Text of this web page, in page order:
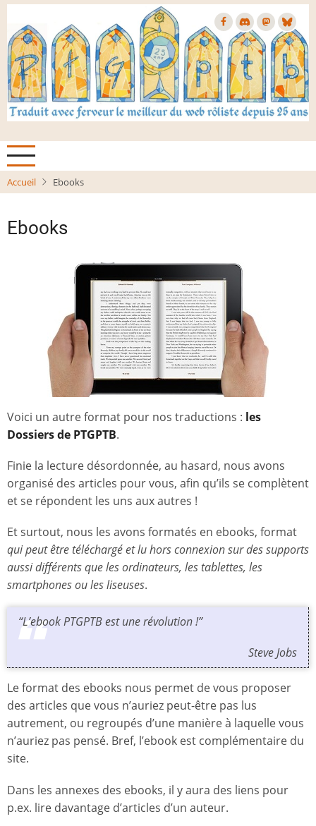
Aller
contenu
principal
Accueil Ebooks
Ebooks
Voici un autre format pour nos traductions : les
Dossiers de PTGPTB.
Finie la lecture désordonnée, au hasard, nous avons
organisé des articles pour vous, afin qu’ils se complètent
et se répondent les uns aux autres !
Et surtout, nous les avons formatés en ebooks, format
qui peut être téléchargé et lu hors connexion sur des supports
aussi différents que les ordinateurs, les tablettes, les
smartphones ou les liseuses.
“L’ebook PTGPTB est une révolution !”
Steve Jobs
Le format des ebooks nous permet de vous proposer
des articles que vous n’auriez peut-être pas lus
autrement, ou regroupés d’une manière à laquelle vous
n’auriez pas pensé. Bref, l’ebook est complémentaire du
site.
Dans les annexes des ebooks, il y aura des liens pour
p.ex. lire davantage d’articles d’un auteur.